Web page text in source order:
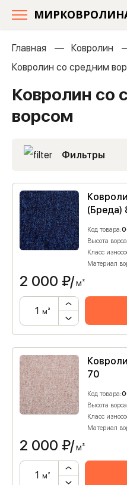
Главная
Ковролин
Ковролин со средним
Ковролин со
ворсом
Фильтры
(Бреда)
Код товара:
Высота
Класс
Материал
2 000 ₽/м²
м²
70
Код товара:
Высота
Класс
Материал
2 000 ₽/м²
м²